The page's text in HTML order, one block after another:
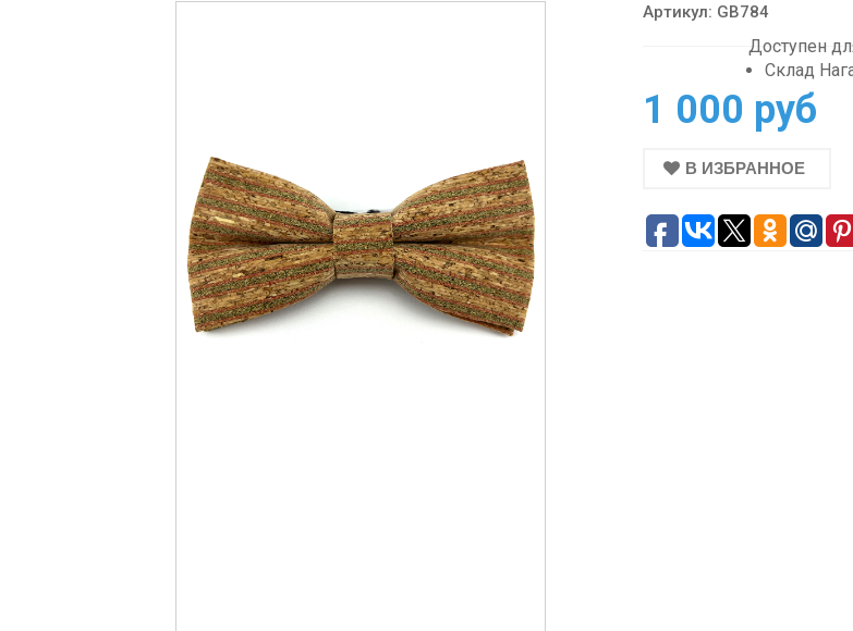
Артикул: GB784
Доступен
Склад
1 000 руб
В ИЗБРАННОЕ